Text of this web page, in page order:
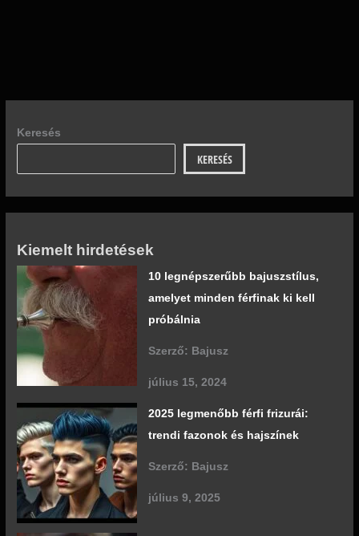
Keresés
KERESÉS
Kiemelt hirdetések
10 legnépszerűbb bajuszstílus,
amelyet minden férfinak ki kell
próbálnia
Szerző: Bajusz
július 15, 2024
2025 legmenőbb férfi frizurái:
trendi fazonok és hajszínek
Szerző: Bajusz
július 9, 2025